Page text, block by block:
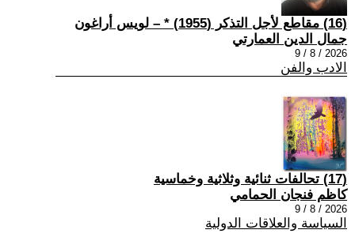
(16) مقاطع لأجل التذكر (1955) * – لويس أراغون
جمال الدين العمارتي
2026 / 8 / 9
الادب والفن
(17) تحالفات ثنائية وثلاثية وخماسية
كاظم فنجان الحمامي
2026 / 8 / 9
السياسة والعلاقات الدولية